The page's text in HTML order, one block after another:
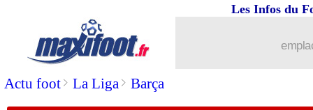
Actu foot> La Liga> Barça
Les Infos du
Barça : Neto va signer à Bournemouth
04/08 PSG: Galtier, son bel hommage pour
Bayern: De Ligt et Mané, M.